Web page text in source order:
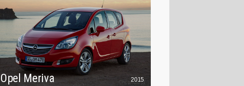
Opel Meriva 2015